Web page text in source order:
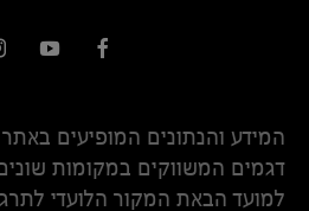
המידע והנתונים המופיעים
דגמים המשווקים במקומות
למועד הבאת המקור הלועדי